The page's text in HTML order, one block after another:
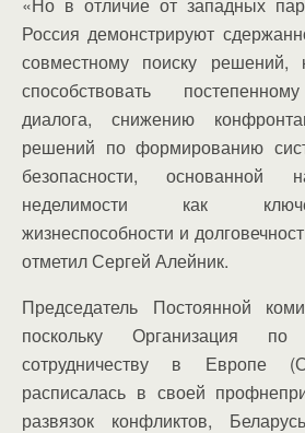
Россия демонстрируют
совместному поиску
способствовать
диалога, снижению
решений по формированию
безопасности,
неделимости как
жизнеспособности и
отметил Сергей Алейник.
Председатель Постоянной
поскольку Организация
сотрудничеству в Европе
расписалась в своей
развязок конфликтов,